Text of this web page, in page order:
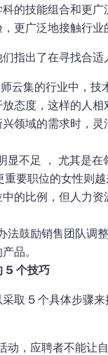
的技能组合和更
更广泛地接触行业
指出了在寻找合
云集的行业中，技
态度，这样的人
领域的需求时，
显不足 ， 尤其是在
要职位的女性则
的比例，但人力
法鼓励销售团队调
品。
5 个技巧
取 5 个具体步骤
动，应聘者不能让